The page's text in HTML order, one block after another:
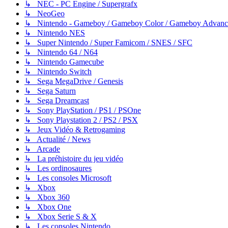
↳ NEC - PC Engine / Supergrafx
↳ NeoGeo
↳ Nintendo - Gameboy / Gameboy Color / Gameboy
↳ Nintendo NES
↳ Super Nintendo / Super Famicom / SNES / SFC
↳ Nintendo 64 / N64
↳ Nintendo Gamecube
↳ Nintendo Switch
↳ Sega MegaDrive / Genesis
↳ Sega Saturn
↳ Sega Dreamcast
↳ Sony PlayStation / PS1 / PSOne
↳ Sony Playstation 2 / PS2 / PSX
↳ Jeux Vidéo & Retrogaming
↳ Actualité / News
↳ Arcade
↳ La préhistoire du jeu vidéo
↳ Les ordinosaures
↳ Les consoles Microsoft
↳ Xbox
↳ Xbox 360
↳ Xbox One
↳ Xbox Serie S & X